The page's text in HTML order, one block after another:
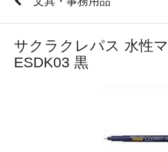
サクラクレパス 水性
ESDK03 黒